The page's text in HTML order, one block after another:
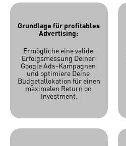
Grundlage für profitables
Advertising:
Ermögliche eine valide
Erfolgsmessung Deiner
Google Ads-Kampagnen
und optimiere Deine
Budgetallokation für einen
maximalen Return on
Investment.